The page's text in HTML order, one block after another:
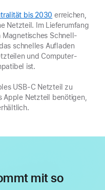
bis 2030 (Öffnet
ein
neues
Fenster)
erreichen,
Netzteil. Im Lieferumfang
Magnetisches Schnell­
schnelles Aufladen
und Computer­
ist.
USB‑C Netzteil zu
Apple Netzteil benötigen,
mit so